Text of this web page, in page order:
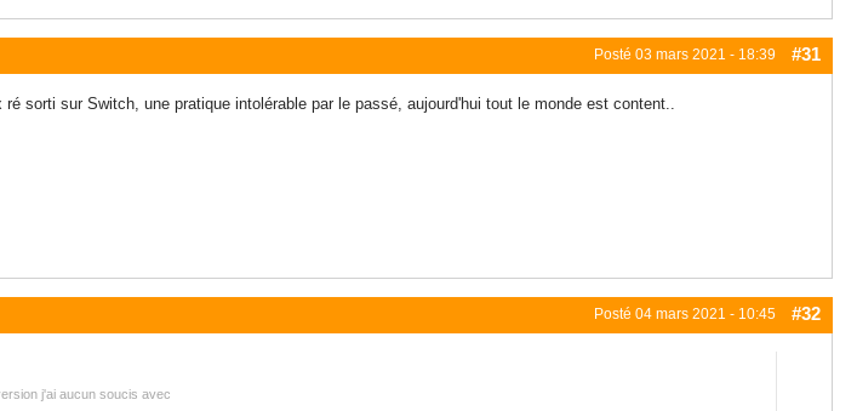
Posté 03 mars 2021 - 18:39 #31
sorti sur Switch, une pratique intolérable par le passé, aujourd'hui tout le monde est content..
Posté 04 mars 2021 - 10:45 #32
j'ai aucun soucis avec